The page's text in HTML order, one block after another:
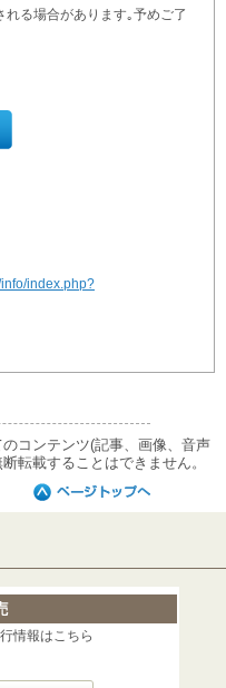
る場合があります｡予めご了
index.php?
コンテンツ(記事、画像、音声
転載することはできません。
情報はこちら